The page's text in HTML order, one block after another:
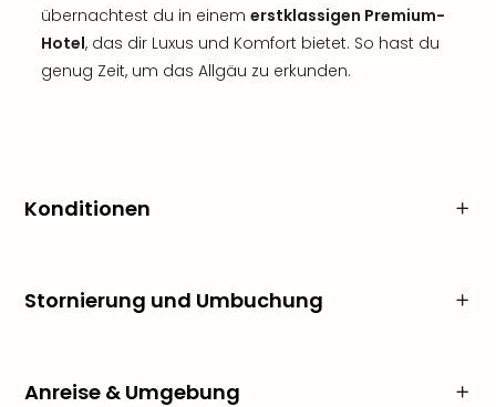
übernachtest du in einem erstklassigen Premium-
Hotel, das dir Luxus und Komfort bietet. So hast du
genug Zeit, um das Allgäu zu erkunden.
Konditionen
Stornierung und Umbuchung
Anreise & Umgebung